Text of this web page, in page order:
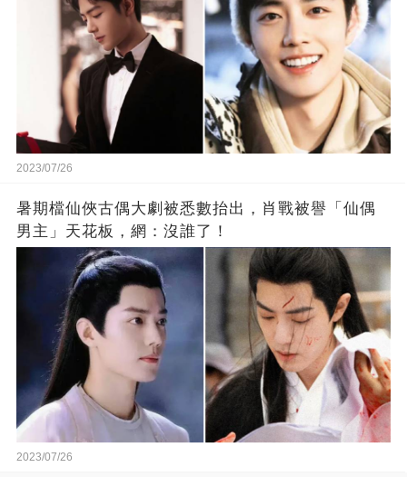
2023/07/26
暑期檔仙俠古偶大劇被悉數抬出，肖戰被譽「仙偶
男主」天花板，網：沒誰了！
2023/07/26